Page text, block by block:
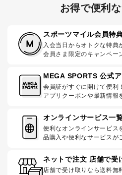
お得で便利
スポーツマイル会員特
入会当日からオトクな特典
会員さま限定のキャンペー
MEGA SPORTS 公式ア
会員証がすぐに開けて便利！
アプリクーポンや最新情報
オンラインサービス一
便利なオンラインサービ
品購入や便利なサービスが
ネットで注文 店舗で受
店舗で受け取りなら送料無